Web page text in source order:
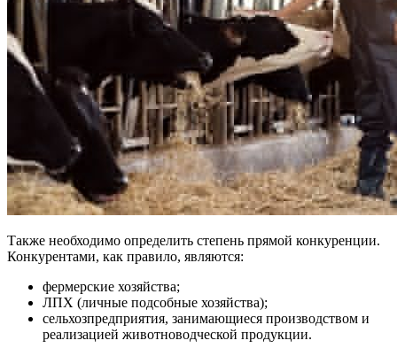
Также необходимо определить степень прямой конкуренции.
Конкурентами, как правило, являются:
фермерские хозяйства;
ЛПХ (личные подсобные хозяйства);
сельхозпредприятия, занимающиеся производством и
реализацией животноводческой продукции.